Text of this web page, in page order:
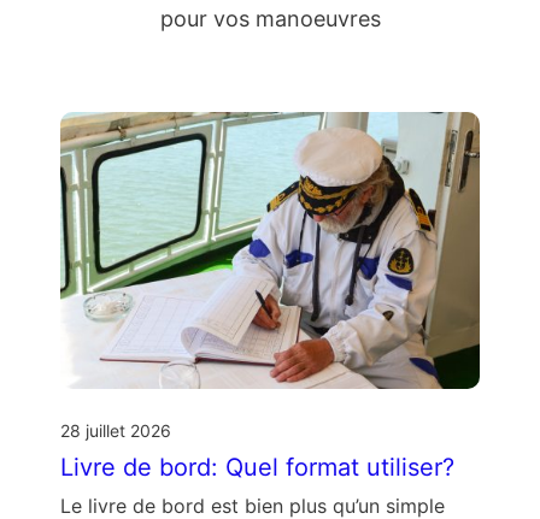
pour vos manoeuvres
28 juillet 2026
Livre de bord: Quel format utiliser?
Le livre de bord est bien plus qu’un simple